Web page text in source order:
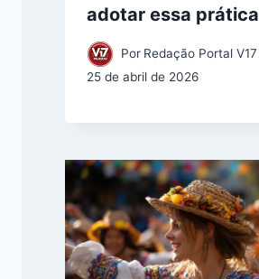
adotar essa prática
Por Redação Portal V17
25 de abril de 2026